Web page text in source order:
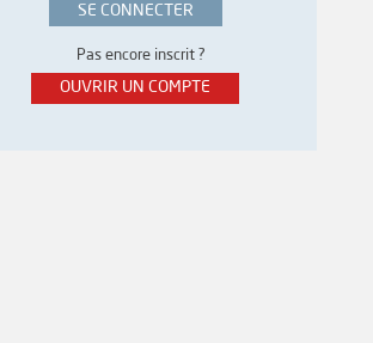
SE CONNECTER
Pas encore inscrit ?
OUVRIR UN COMPTE